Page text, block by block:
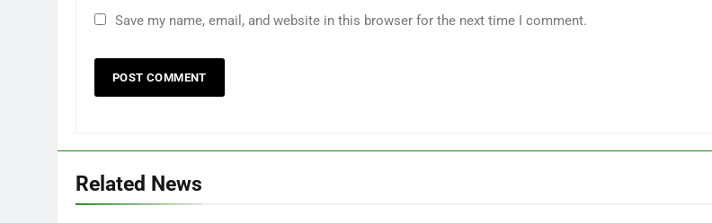
Save my name, email, and website in this browser for the next time I comment.
Related News